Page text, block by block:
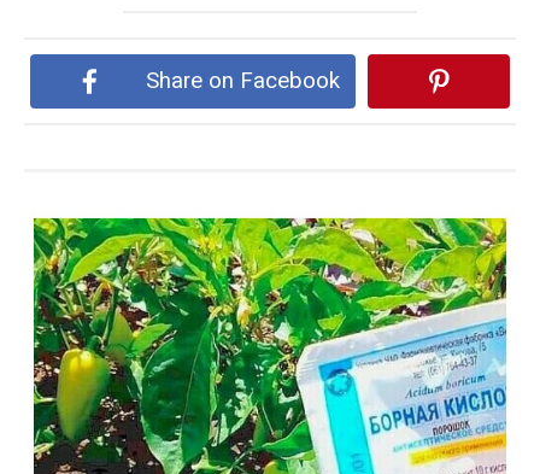
Share on Facebook